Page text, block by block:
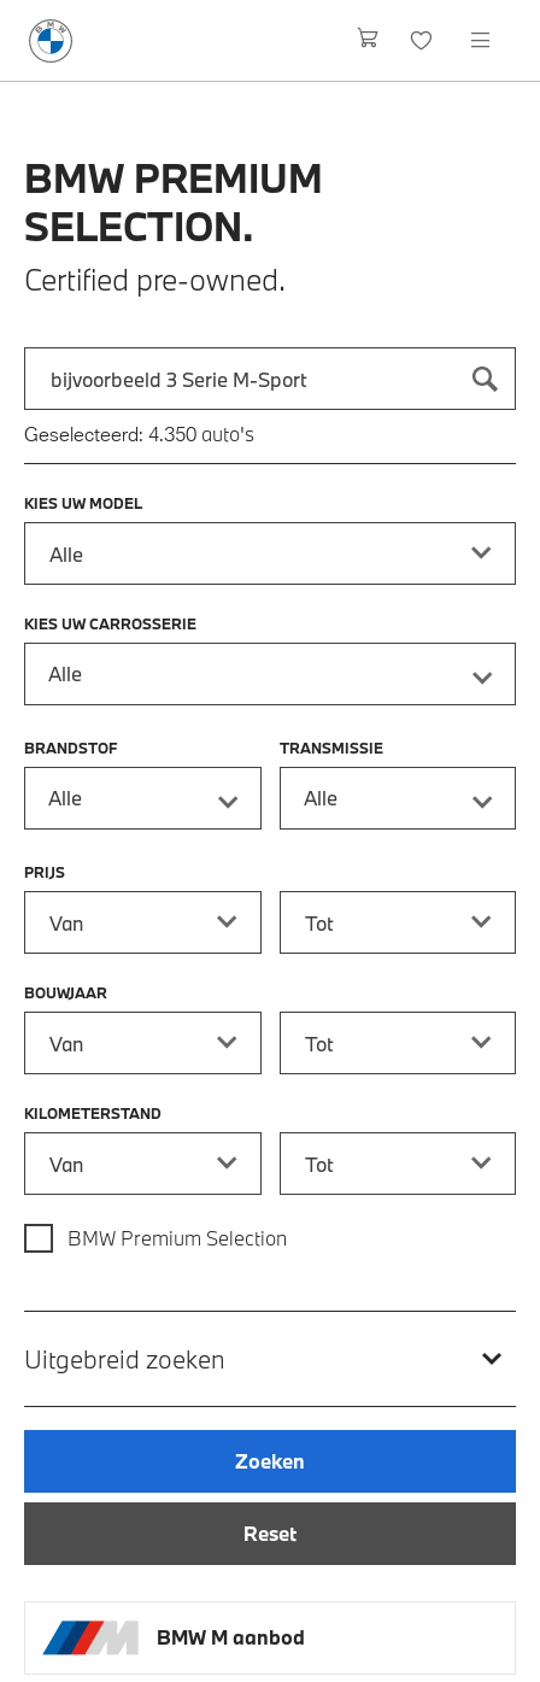
BMW PREMIUM
SELECTION.
Certified pre-owned.
Zoek naar een automodel, bijvoorbeeld 3 Serie M-Sport
Typ een automodel in en druk op enter om te zoeken
Geselecteerd: 4.350 auto's
KIES UW MODEL
KIES UW CARROSSERIE
Alle
BRANDSTOF
Alle
TRANSMISSIE
Alle
PRIJS
BOUWJAAR
KILOMETERSTAND
BMW Premium Selection
Uitgebreid zoeken
Reset
Zoeken
BMW M aanbod